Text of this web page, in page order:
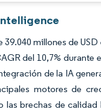
millones de USD
del 10,7%
de la IA
motores de
brechas de